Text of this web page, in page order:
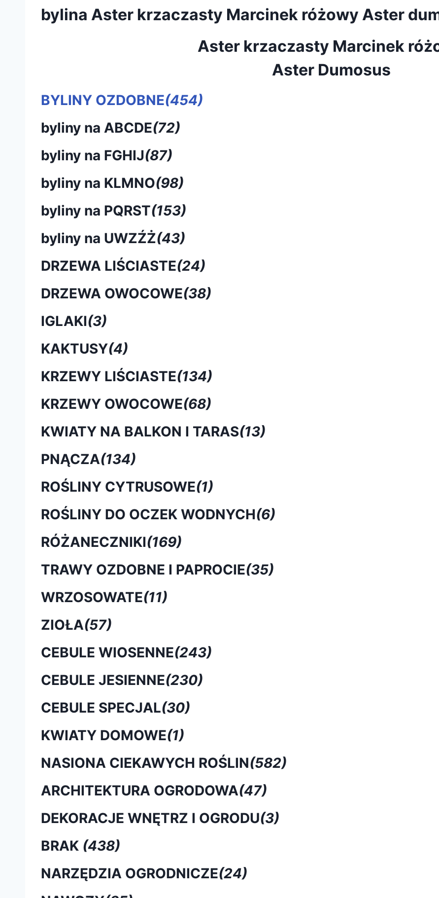
bylina Aster krzaczasty Marcinek różowy Aster
Aster krzaczasty Marcinek
Aster Dumosus
BYLINY OZDOBNE(454)
byliny na ABCDE(72)
byliny na FGHIJ(87)
byliny na KLMNO(98)
byliny na PQRST(153)
byliny na UWZŹŻ(43)
DRZEWA LIŚCIASTE(24)
DRZEWA OWOCOWE(38)
IGLAKI(3)
KAKTUSY(4)
KRZEWY LIŚCIASTE(134)
KRZEWY OWOCOWE(68)
KWIATY NA BALKON I TARAS(13)
PNĄCZA(134)
ROŚLINY CYTRUSOWE(1)
ROŚLINY DO OCZEK WODNYCH(6)
RÓŻANECZNIKI(169)
TRAWY OZDOBNE I PAPROCIE(35)
WRZOSOWATE(11)
ZIOŁA(57)
CEBULE WIOSENNE(243)
CEBULE JESIENNE(230)
CEBULE SPECJAL(30)
KWIATY DOMOWE(1)
NASIONA CIEKAWYCH ROŚLIN(582)
ARCHITEKTURA OGRODOWA(47)
DEKORACJE WNĘTRZ I OGRODU(3)
BRAK (438)
NARZĘDZIA OGRODNICZE(24)